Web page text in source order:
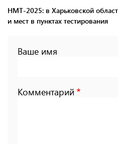
НМТ-2025: в Харьковской
и мест в пунктах тестирования
Ваше имя
Комментарий